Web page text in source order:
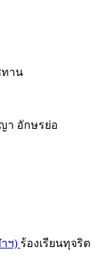
ทาน
า อักษรย่อ
ฯ) ร้องเรียนทุจริต